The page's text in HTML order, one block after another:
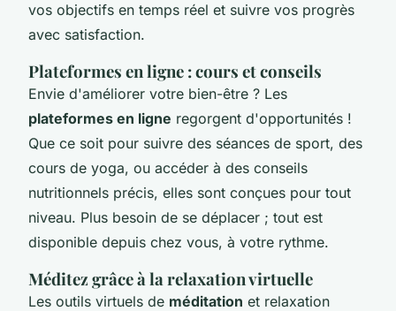
vos objectifs en temps réel et suivre vos progrès
avec satisfaction.
Plateformes en ligne : cours et conseils
Envie d'améliorer votre bien-être ? Les
plateformes en ligne regorgent d'opportunités !
Que ce soit pour suivre des séances de sport, des
cours de yoga, ou accéder à des conseils
nutritionnels précis, elles sont conçues pour tout
niveau. Plus besoin de se déplacer ; tout est
disponible depuis chez vous, à votre rythme.
Méditez grâce à la relaxation virtuelle
Les outils virtuels de méditation et relaxation